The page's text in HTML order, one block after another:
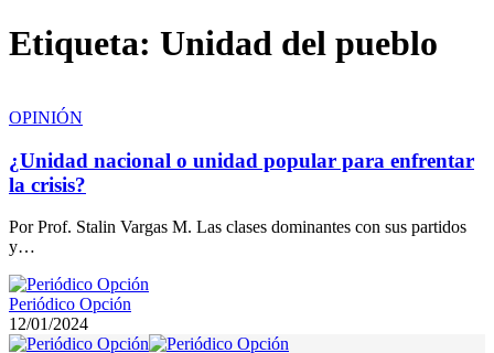
Etiqueta: Unidad del pueblo
OPINIÓN
¿Unidad nacional o unidad popular para enfrentar
la crisis?
Por Prof. Stalin Vargas M. Las clases dominantes con sus partidos
y…
Periódico Opción
12/01/2024